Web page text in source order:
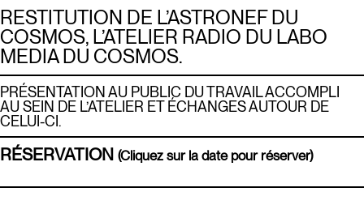
RESTITUTION DE L’ASTRONEF DU
COSMOS, L’ATELIER RADIO DU LABO
MEDIA DU COSMOS.
PRÉSENTATION AU PUBLIC DU TRAVAIL ACCOMPLI
AU SEIN DE L’ATELIER ET ÉCHANGES AUTOUR DE
CELUI-CI.
RÉSERVATION (Cliquez sur la date pour réserver)